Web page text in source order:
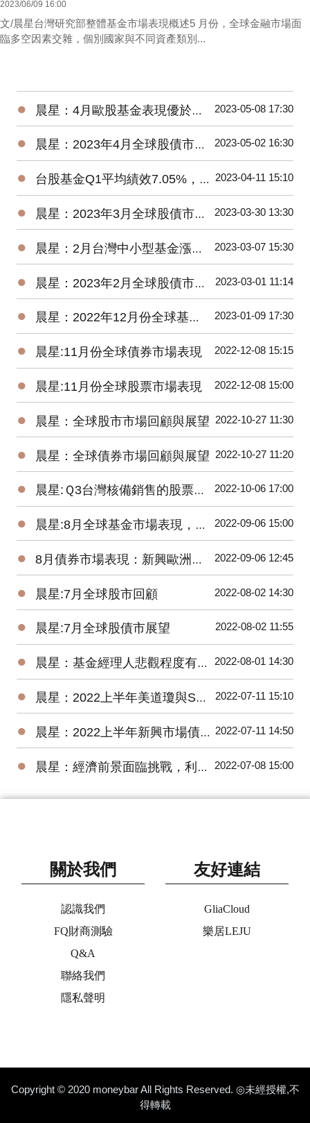
2023/06/09 16:00
文/晨星台灣研究部整體基金市場表現概述5 月份，全球金融市場面
臨多空因素交雜，個別國家與不同資產類別...
● 晨星：4月歐股基金表現優於美股、亞股，債券基金漲跌不一 2023-05-08 17:30
● 晨星：2023年4月全球股債市展望 2023-05-02 16:30
● 台股基金Q1平均績效7.05%，台灣中小型平均報酬率來到18.93% 2023-04-11 15:10
● 晨星：2023年3月全球股債市展望 2023-03-30 13:30
● 晨星：2月台灣中小型基金漲逾4%，債券基金全軍覆沒 2023-03-07 15:30
● 晨星：2023年2月全球股債市展望 2023-03-01 11:14
● 晨星：2022年12月份全球基金市場年報 2023-01-09 17:30
● 晨星:11月份全球債券市場表現 2022-12-08 15:15
● 晨星:11月份全球股票市場表現 2022-12-08 15:00
● 晨星：全球股市市場回顧與展望 2022-10-27 11:30
● 晨星：全球債券市場回顧與展望 2022-10-27 11:20
● 晨星:Ｑ3台灣核備銷售的股票型基金虧損8.77%，債券型基金虧損5.61% 2022-10-06 17:00
● 晨星:8月全球基金市場表現，能源基金逆勢上漲2.8%、貴金屬基金下跌7.9% 2022-09-06 15:00
● 8月債券市場表現：新興歐洲債券基金交出17.58%高報酬令人驚艷 2022-09-06 12:45
● 晨星:7月全球股市回顧 2022-08-02 14:30
● 晨星:7月全球股債市展望 2022-08-02 11:55
● 晨星：基金經理人悲觀程度有史以來最高，關注企業獲利揭示的未來方向 2022-08-01 14:30
● 晨星：2022上半年美道瓊與S&P500 數下跌15.30%、20.56%，台股基金平均報酬率為-22.18% 2022-07-11 15:10
● 晨星：2022上半年新興市場債券基金因俄羅斯債券跌幅最深 2022-07-11 14:50
● 晨星：經濟前景面臨挑戰，利率將進一步上升 2022-07-08 15:00
關於我們
認識我們
FQ財商測驗
Q&A
聯絡我們
隱私聲明
友好連結
GliaCloud
樂居LEJU
Copyright © 2020 moneybar All Rights Reserved. ◎未經授權,不
得轉載